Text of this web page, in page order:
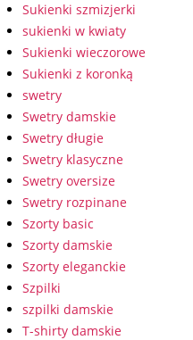
Sukienki szmizjerki
sukienki w kwiaty
Sukienki wieczorowe
Sukienki z koronką
swetry
Swetry damskie
Swetry długie
Swetry klasyczne
Swetry oversize
Swetry rozpinane
Szorty basic
Szorty damskie
Szorty eleganckie
Szpilki
szpilki damskie
T-shirty damskie